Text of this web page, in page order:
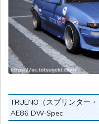
TRUENO（スプリンター
AE86 DW-Spec